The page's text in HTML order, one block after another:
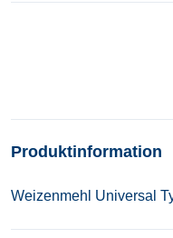
Produktinformation
Weizenmehl Universal